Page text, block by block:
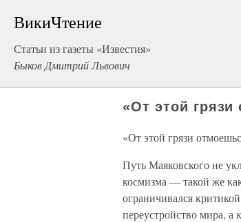
ВикиЧтение
Статьи из газеты «Известия»
Быков Дмитрий Львович
«От этой
«От этой грязи
Путь Маяковского не
космизма — такой же
ограничивался
переустройство мира,